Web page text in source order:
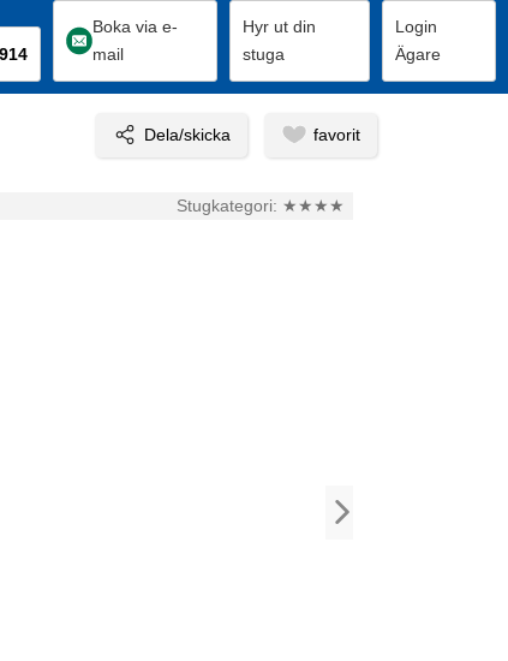
Boka via e-
mail
Hyr ut din
stuga
Login
Ägare
Stugkategori: ★★★★